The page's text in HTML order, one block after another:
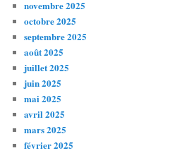
novembre 2025
octobre 2025
septembre 2025
août 2025
juillet 2025
juin 2025
mai 2025
avril 2025
mars 2025
février 2025